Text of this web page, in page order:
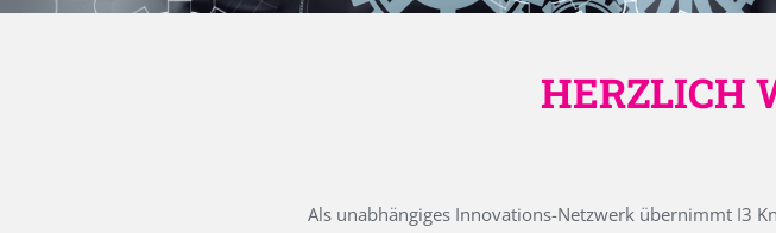
HERZLICH
Als unabhängiges Innovations-Netzwerk übernimmt I3